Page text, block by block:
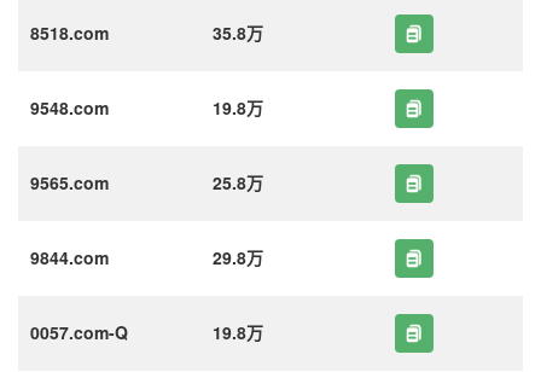
8518.com 35.8万
9548.com 19.8万
9565.com 25.8万
9844.com 29.8万
0057.com-Q 19.8万